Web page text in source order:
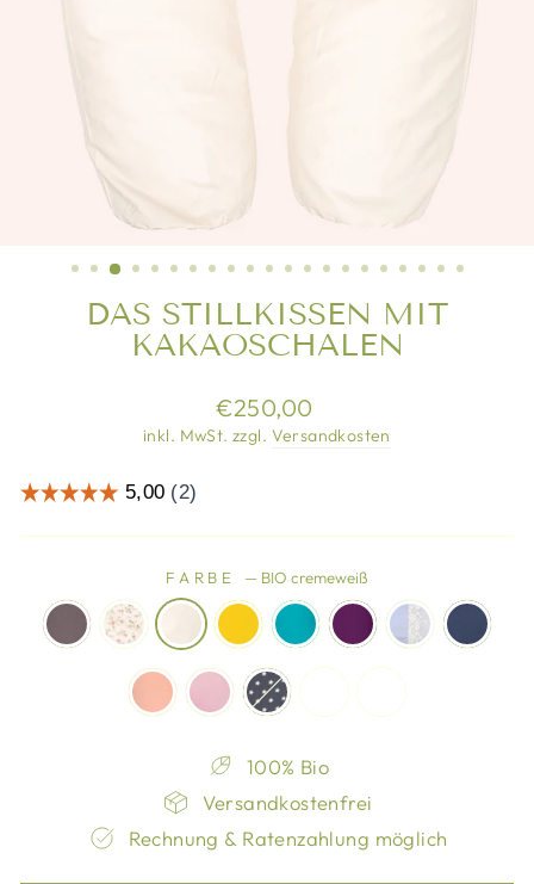
DAS STILLKISSEN MIT
KAKAOSCHALEN
Normaler
Preis
€250,00
inkl. MwSt. zzgl. Versandkosten
FARBE — BIO cremeweiß
100% Bio
Versandkostenfrei
Rechnung & Ratenzahlung möglich